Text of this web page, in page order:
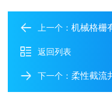
上一个：机械格栅有
返回列表
下一个：柔性截流井